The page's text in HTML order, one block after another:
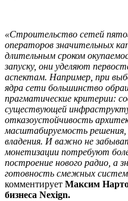
«Строительство сетей
операторов значительных
длительным сроком
запуску, они уделяют
аспектам. Например, при
ядра сети большинство
прагматические критерии:
существующей
отказоустойчивость
масштабируемость
владения. И важно не
монетизации потребуют
построение нового радио, а
готовность смежных систем
комментирует Максим
бизнеса Nexign.